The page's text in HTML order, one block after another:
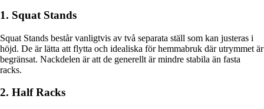
1. Squat Stands
Squat Stands består vanligtvis av två separata ställ som kan justeras i
höjd. De är lätta att flytta och idealiska för hemmabruk där utrymmet är
begränsat. Nackdelen är att de generellt är mindre stabila än fasta
racks.
2. Half Racks